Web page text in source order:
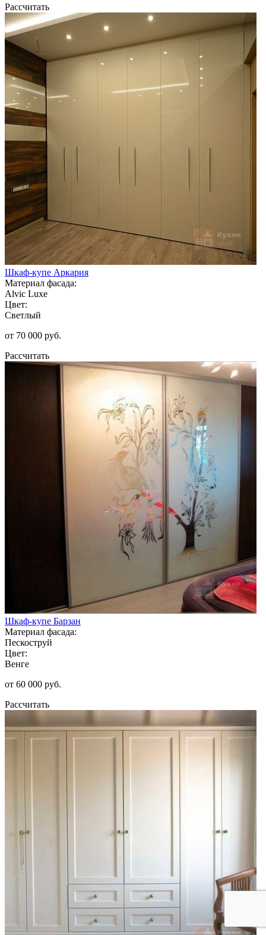
Рассчитать
Шкаф-купе Аркария
Материал фасада:
Alvic Luxe
Цвет:
Светлый
от 70 000 руб.
Рассчитать
Шкаф-купе Барзан
Материал фасада:
Пескоструй
Цвет:
Венге
от 60 000 руб.
Рассчитать